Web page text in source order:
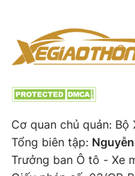
Cơ quan chủ quản: Bộ
Tổng biên tập:
Trưởng ban Ô tô - Xe